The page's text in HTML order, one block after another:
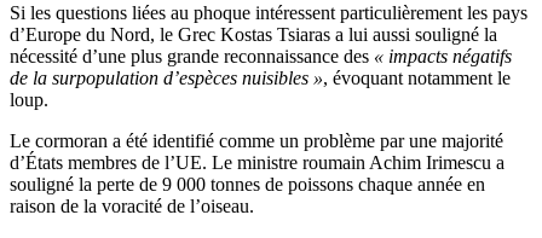
Si les questions liées au phoque intéressent particulièrement les pays
d’Europe du Nord, le Grec Kostas Tsiaras a lui aussi souligné la
nécessité d’une plus grande reconnaissance des « impacts négatifs
de la surpopulation d’espèces nuisibles », évoquant notamment le
loup.
Le cormoran a été identifié comme un problème par une majorité
d’États membres de l’UE. Le ministre roumain Achim Irimescu a
souligné la perte de 9 000 tonnes de poissons chaque année en
raison de la voracité de l’oiseau.